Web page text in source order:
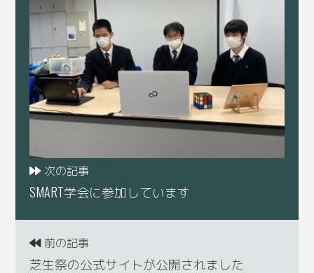
次の記事
SMART学会に参加しています
前の記事
芝生祭の公式サイトが公開されました